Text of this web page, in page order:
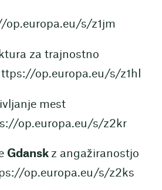
op.europa.eu/s/z1jm
za trajnostno
op.europa.eu/s/z1hI
mest
op.europa.eu/s/z2kr
Gdansk z angažiranostjo
op.europa.eu/s/z2ks